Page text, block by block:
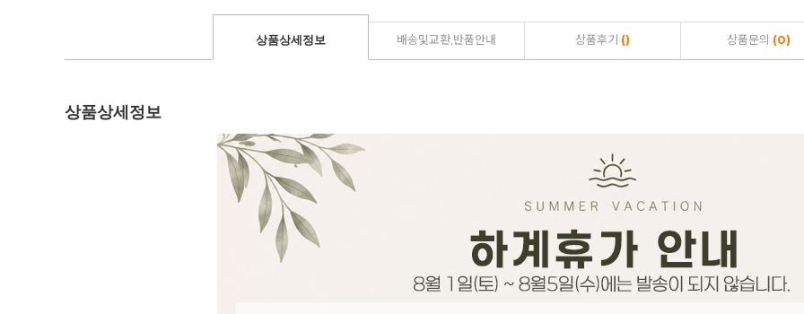
상품상세정보 배송및교환,반품안내 상품후기 () 상품문의 (0)
상품상세정보